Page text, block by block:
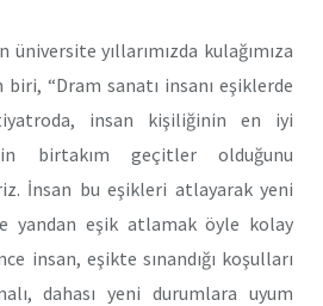
üniversite yıllarımızda kulağımıza
“Dram sanatı insanı eşiklerde
tiyatroda, insan kişiliğinin en iyi
birtakım geçitler olduğunu
İnsan bu eşikleri atlayarak yeni
yandan eşik atlamak öyle kolay
insan, eşikte sınandığı koşulları
dahası yeni durumlara uyum